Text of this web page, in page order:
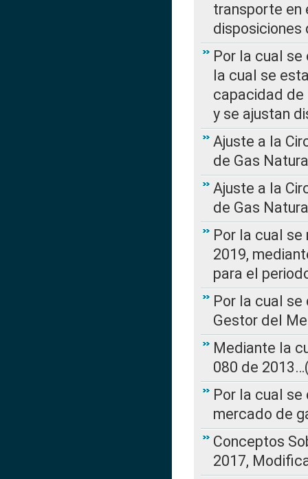
transporte en
disposiciones
Por la cual se
la cual se
capacidad de
y se ajustan
Ajuste a la
de Gas
Ajuste a la
de Gas
Por la cual se
2019,
para el
Por la cual
Gestor del
Mediante la
080 de
Por la cual
mercado de
Conceptos
2017,